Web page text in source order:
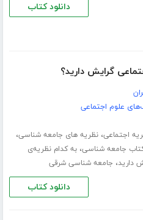
دانلود کتاب
گرایش دارید؟
علوم اجتماعی
اجتماعی،نظریه های جامعه شناسی،
کتاب جامعه شناسی،به کدام نظریه‌ی
دارید، جامعه شناسی شرقی
دانلود کتاب